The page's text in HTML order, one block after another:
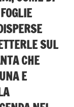
SUL
CHE
E